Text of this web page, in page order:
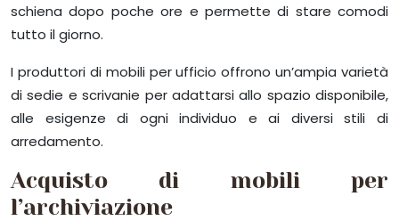
schiena dopo poche ore e permette di stare comodi
tutto il giorno.
I produttori di mobili per ufficio offrono un’ampia varietà
di sedie e scrivanie per adattarsi allo spazio disponibile,
alle esigenze di ogni individuo e ai diversi stili di
arredamento.
Acquisto di mobili per
l’archiviazione